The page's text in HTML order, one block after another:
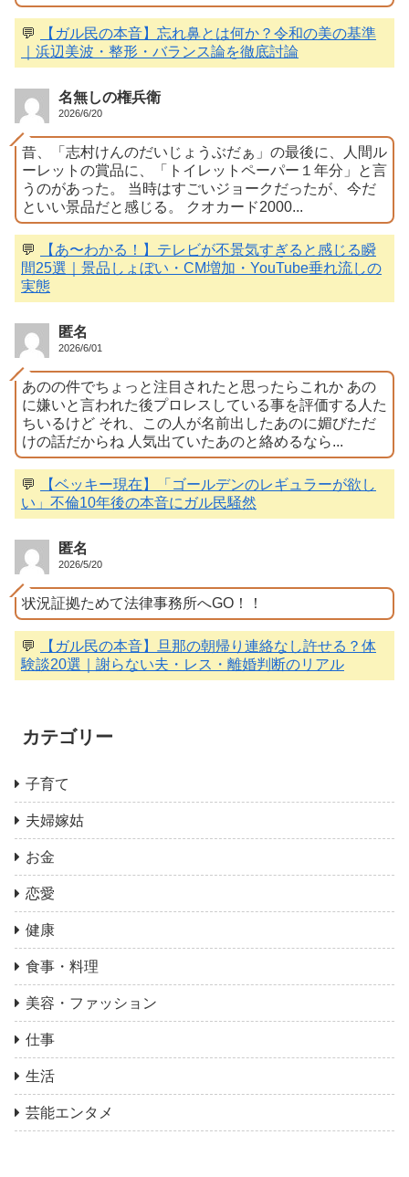
💬
【ガル民の本音】忘れ鼻とは何か？令和の美の基準
｜浜辺美波・整形・バランス論を徹底討論
名無しの権兵衛
2026/6/20
昔、「志村けんのだいじょうぶだぁ」の最後に、人間ル
ーレットの賞品に、「トイレットペーパー１年分」と言
うのがあった。 当時はすごいジョークだったが、今だ
といい景品だと感じる。 クオカード2000...
💬
【あ〜わかる！】テレビが不景気すぎると感じる瞬
間25選｜景品しょぼい・CM増加・YouTube垂れ流しの
実態
匿名
2026/6/01
あのの件でちょっと注目されたと思ったらこれか あの
に嫌いと言われた後プロレスしている事を評価する人た
ちいるけど それ、この人が名前出したあのに媚びただ
けの話だからね 人気出ていたあのと絡めるなら...
💬
【ベッキー現在】「ゴールデンのレギュラーが欲し
い」不倫10年後の本音にガル民騒然
匿名
2026/5/20
状況証拠ためて法律事務所へGO！！
💬
【ガル民の本音】旦那の朝帰り連絡なし許せる？体
験談20選｜謝らない夫・レス・離婚判断のリアル
カテゴリー
子育て
夫婦嫁姑
お金
恋愛
健康
食事・料理
美容・ファッション
仕事
生活
芸能エンタメ